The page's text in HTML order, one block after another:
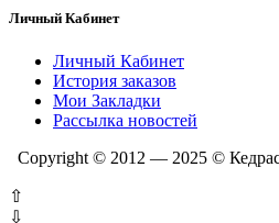
Личный Кабинет
Личный Кабинет
История заказов
Мои Закладки
Рассылка новостей
Copyright © 2012 — 2025 ©
⇧
⇩